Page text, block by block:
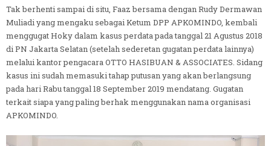
Tak berhenti sampai di situ, Faaz bersama dengan Rudy Dermawan
Muliadi yang mengaku sebagai Ketum DPP APKOMINDO, kembali
menggugat Hoky dalam kasus perdata pada tanggal 21 Agustus 2018
di PN Jakarta Selatan (setelah sederetan gugatan perdata lainnya)
melalui kantor pengacara OTTO HASIBUAN & ASSOCIATES. Sidang
kasus ini sudah memasuki tahap putusan yang akan berlangsung
pada hari Rabu tanggal 18 September 2019 mendatang. Gugatan
terkait siapa yang paling berhak menggunakan nama organisasi
APKOMINDO.